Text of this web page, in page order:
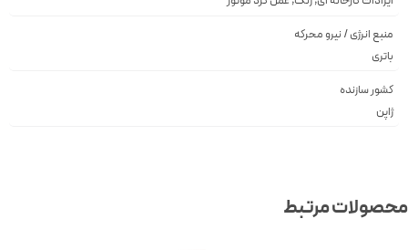
منبع انرژی / نیرو محرکه
باتری
کشور سازنده
ژاپن
مرتبط